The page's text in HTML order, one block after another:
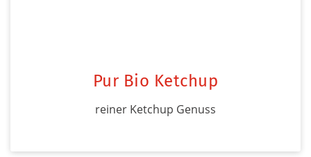
Pur Bio Ketchup
reiner Ketchup Genuss